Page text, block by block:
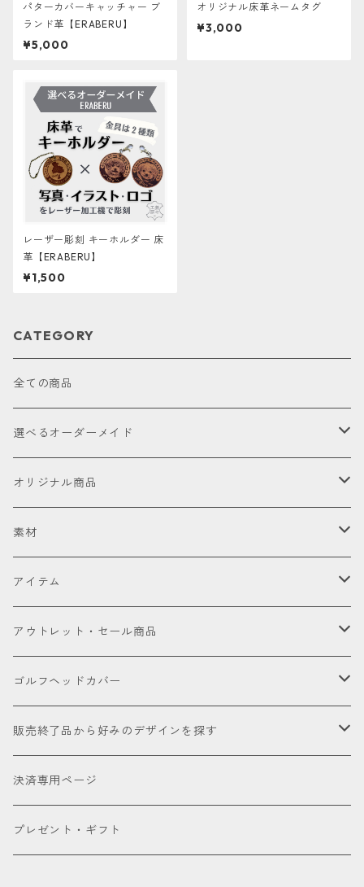
パターカバーキャッチャー ブ
ランド革【ERABERU】
¥5,000
オリジナル床革ネームタグ
¥3,000
レーザー彫刻 キーホルダー 床
革【ERABERU】
¥1,500
CATEGORY
全ての商品
選べるオーダーメイド
お試し
オリジナル商品
セット販売品
ドライバー
フェアウェイウッド
ユーティリティー
パター
素材
皮革（本革・合成）
国内製高級本革
海外製高級本革
国産織物
金華山（ジャガードパイル）
帆布
アイテム
ゴルフヘッドカバー
ドライバー
ミニドライバー
ゴルフクラブ
ウェッジ
パター
アクセサリー
パターカバーキャッチャー
ネームタグ
ケアグッズ
アウトレット・セール商品
アウトレット商品
セール品会場
ゴルフヘッドカバー
お試し
販売終了品から好みのデザインを探す
色で探す
ブラック
種類で探す
決済専用ページ
プレゼント・ギフト